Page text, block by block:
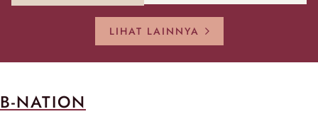
LIHAT LAINNYA
B-NATION